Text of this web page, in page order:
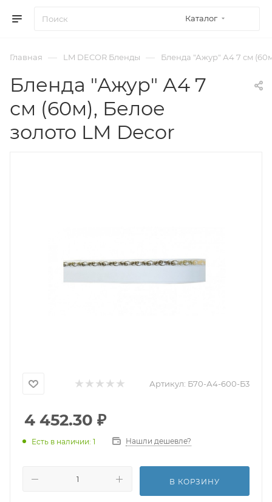
Каталог
Главная — LM DECOR Бленды — Бленда "Ажур" А4 7 см
Бленда "Ажур" А4 7
см (60м), Белое
золото LM Decor
Артикул: Б70-А4-600-Б3
4 452.30 ₽
Есть в наличии: 1 Нашли дешевле?
В КОРЗИНУ